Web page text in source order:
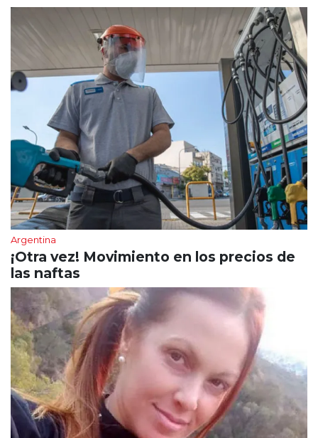
Argentina
¡Otra vez! Movimiento en los precios de
las naftas